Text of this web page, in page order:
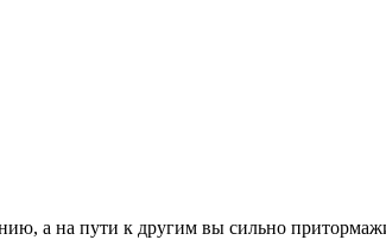
а на пути к другим вы сильно